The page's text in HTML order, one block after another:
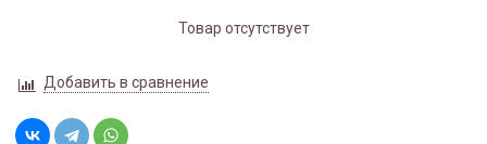
Товар отсутствует
Добавить в сравнение